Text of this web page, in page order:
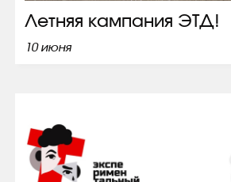
Летняя кампания ЭТД!
10 июня